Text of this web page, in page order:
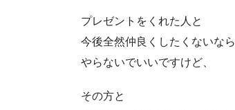
プレゼントをくれた人と
今後全然仲良くしたくないなら
やらないでいいですけど、
その方と